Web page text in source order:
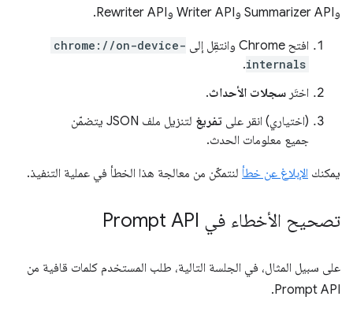
وSummarizer API وWriter API وRewriter API.
افتح Chrome وانتقِل إلى
chrome://on-device-
internals
.
اختَر سجلات الأحداث.
(اختياري) انقر على تفريغ
لتنزيل ملف JSON يتضمّن
جميع معلومات الحدث.
يمكنك الإبلاغ عن خطأ لنتمكّن من معالجة هذا الخطأ في عملية التنفيذ.
تصحيح الأخطاء في Prompt API
على سبيل المثال، في الجلسة التالية، طلب المستخدم كلمات قافية من
Prompt API.